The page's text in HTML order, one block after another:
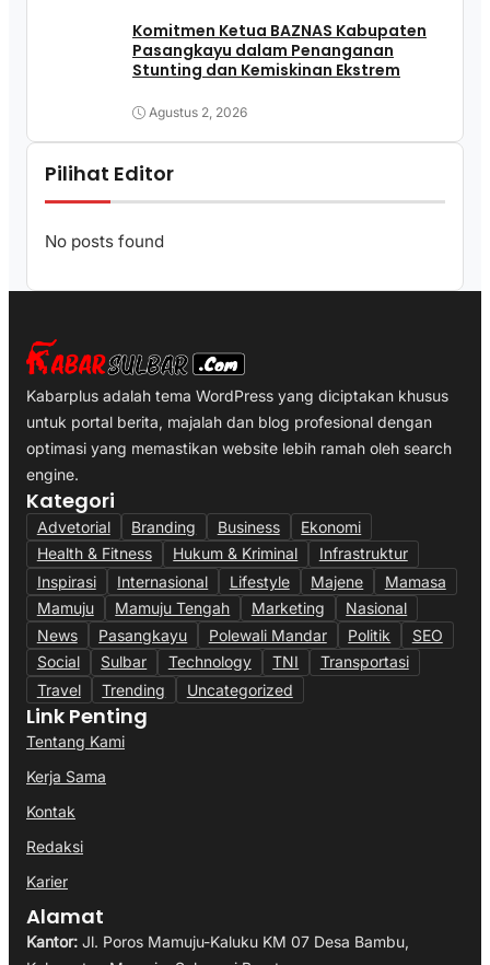
Komitmen Ketua BAZNAS Kabupaten
Pasangkayu dalam Penanganan
Stunting dan Kemiskinan Ekstrem
Agustus 2, 2026
Pilihat Editor
No posts found
Kabarplus adalah tema WordPress yang diciptakan khusus
untuk portal berita, majalah dan blog profesional dengan
optimasi yang memastikan website lebih ramah oleh search
engine.
Kategori
Advetorial Branding Business
Ekonomi
Health & Fitness
Hukum & Kriminal
Infrastruktur
Inspirasi
Internasional Lifestyle Majene
Mamasa
Mamuju
Mamuju Tengah Marketing
Nasional
News
Pasangkayu Polewali Mandar Politik
SEO
Social
Sulbar Technology TNI
Transportasi
Travel
Trending Uncategorized
Link Penting
Tentang Kami
Kerja Sama
Kontak
Redaksi
Karier
Alamat
Kantor: Jl. Poros Mamuju-Kaluku KM 07 Desa Bambu,